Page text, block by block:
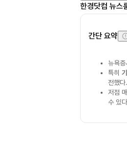
한경닷컴 뉴스
간단 요약
뉴욕
특히
전했다.
저점
수 있